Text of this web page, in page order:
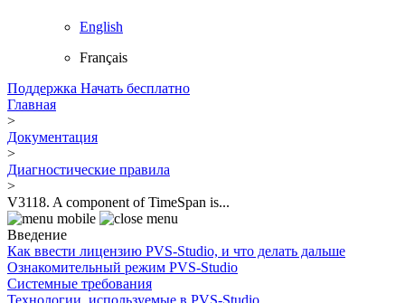
English
Français
Поддержка Начать бесплатно
Главная
>
Документация
>
Диагностические правила
>
V3118. A component of TimeSpan is...
Введение
Как ввести лицензию PVS-Studio, и что делать дальше
Ознакомительный режим PVS-Studio
Системные требования
Технологии, используемые в PVS-Studio